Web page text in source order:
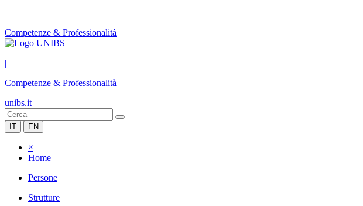
Competenze & Professionalità
|
Competenze & Professionalità
unibs.it
IT EN
×
Home
Persone
Strutture